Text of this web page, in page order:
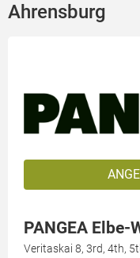
Ahrensburg
PANGEA Elbe-
Veritaskai 8, 3rd, 4th,